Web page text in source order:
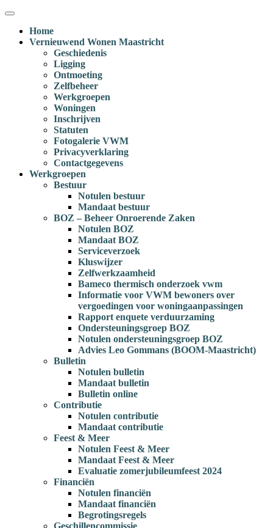
Ga
inhoud
Menu
Home
Vernieuwend Wonen Maastricht
Geschiedenis
Ligging
Ontmoeting
Zelfbeheer
Werkgroepen
Woningen
Inschrijven
Statuten
Fotogalerie VWM
Privacyverklaring
Contactgegevens
Werkgroepen
Bestuur
Notulen bestuur
Mandaat bestuur
BOZ – Beheer Onroerende Zaken
Notulen BOZ
Mandaat BOZ
Serviceverzoek
Kluswijzer
Zelfwerkzaamheid
Bameco thermisch onderzoek vwm
Informatie voor VWM bewoners over
vergoedingen voor woningaanpassingen
Rapport enquete verduurzaming
Ondersteuningsgroep BOZ
Notulen ondersteuningsgroep BOZ
Advies Leo Gommans (BOOM-Maastricht)
Bulletin
Notulen bulletin
Mandaat bulletin
Bulletin online
Contributie
Notulen contributie
Mandaat contributie
Feest & Meer
Notulen Feest & Meer
Mandaat Feest & Meer
Evaluatie zomerjubileumfeest 2024
Financiën
Notulen financiën
Mandaat financiën
Begrotingsregels
Geschillencommissie